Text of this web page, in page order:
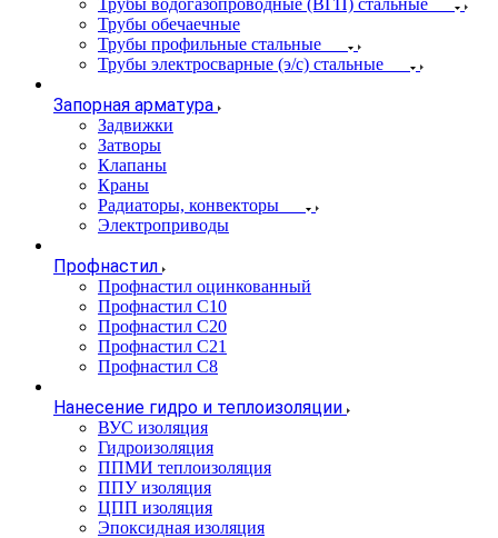
Трубы водогазопроводные (ВГП) стальные
Трубы обечаечные
Трубы профильные стальные
Трубы электросварные (э/с) стальные
Запорная арматура
Задвижки
Затворы
Клапаны
Краны
Радиаторы, конвекторы
Электроприводы
Профнастил
Профнастил оцинкованный
Профнастил С10
Профнастил С20
Профнастил С21
Профнастил С8
Нанесение гидро и теплоизоляции
ВУС изоляция
Гидроизоляция
ППМИ теплоизоляция
ППУ изоляция
ЦПП изоляция
Эпоксидная изоляция